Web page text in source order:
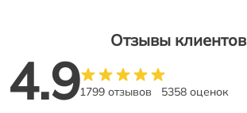
Отзывы клиентов
4.91799 отзывов 5358 оценок